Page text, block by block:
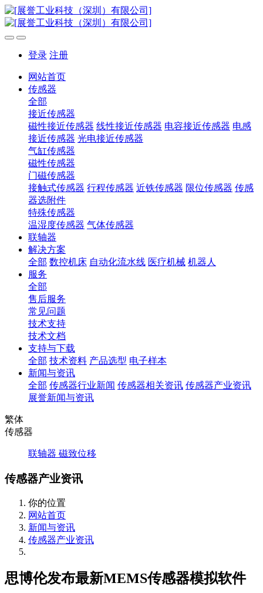
登录 注册
网站首页
传感器
全部
接近传感器
磁性接近传感器 线性接近传感器 电容接近传感器 电感
接近传感器 光电接近传感器
气缸传感器
磁性传感器
门磁传感器
接触式传感器 行程传感器 近铁传感器 限位传感器 传感
器选附件
特殊传感器
温湿度传感器 气体传感器
联轴器
解决方案
全部 数控机床 自动化流水线 医疗机械 机器人
服务
全部
售后服务
常见问题
技术支持
技术文档
支持与下载
全部 技术资料 产品选型 电子样本
新闻与资讯
全部 传感器行业新闻 传感器相关资讯 传感器产业资讯
展誉新闻与资讯
繁体
传感器
联轴器 磁致位移
传感器产业资讯
你的位置
网站首页
新闻与资讯
传感器产业资讯
思博伦发布最新MEMS传感器模拟软件